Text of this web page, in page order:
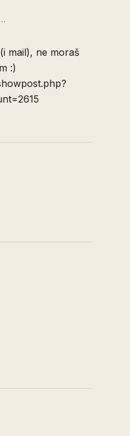
mail), ne moraš
:)